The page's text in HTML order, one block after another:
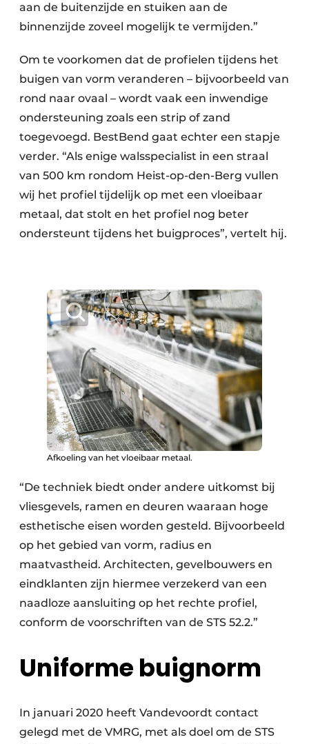
aan de buitenzijde en stuiken aan de
binnenzijde zoveel mogelijk te vermijden.”
Om te voorkomen dat de profielen tijdens het
buigen van vorm veranderen – bijvoorbeeld van
rond naar ovaal – wordt vaak een inwendige
ondersteuning zoals een strip of zand
toegevoegd. BestBend gaat echter een stapje
verder. “Als enige walsspecialist in een straal
van 500 km rondom Heist-op-den-Berg vullen
wij het profiel tijdelijk op met een vloeibaar
metaal, dat stolt en het profiel nog beter
ondersteunt tijdens het buigproces”, vertelt hij.
Afkoeling van het vloeibaar metaal.
“De techniek biedt onder andere uitkomst bij
vliesgevels, ramen en deuren waaraan hoge
esthetische eisen worden gesteld. Bijvoorbeeld
op het gebied van vorm, radius en
maatvastheid. Architecten, gevelbouwers en
eindklanten zijn hiermee verzekerd van een
naadloze aansluiting op het rechte profiel,
conform de voorschriften van de STS 52.2.”
Uniforme buignorm
In januari 2020 heeft Vandevoordt contact
gelegd met de VMRG, met als doel om de STS